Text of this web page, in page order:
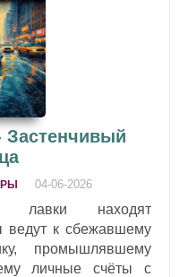
04-06-2026
лавки находят
ведут к сбежавшему
промышлявшему
личные счёты с